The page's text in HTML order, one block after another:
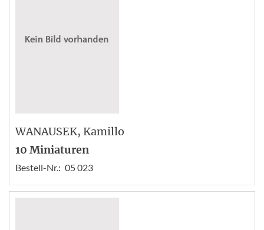
WANAUSEK, Kamillo
10 Miniaturen
Bestell-Nr.: 05 023